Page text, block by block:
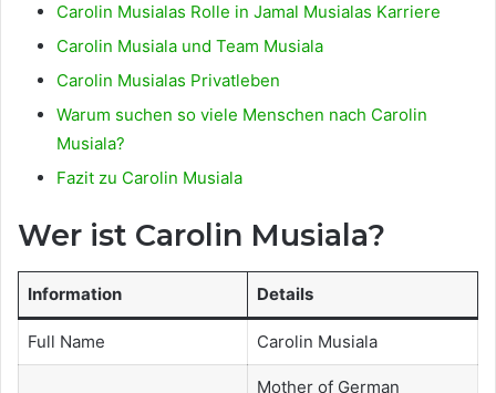
Carolin Musialas Rolle in Jamal Musialas Karriere
Carolin Musiala und Team Musiala
Carolin Musialas Privatleben
Warum suchen so viele Menschen nach Carolin
Musiala?
Fazit zu Carolin Musiala
Wer ist Carolin Musiala?
Information Details
Full Name Carolin Musiala
Mother of German